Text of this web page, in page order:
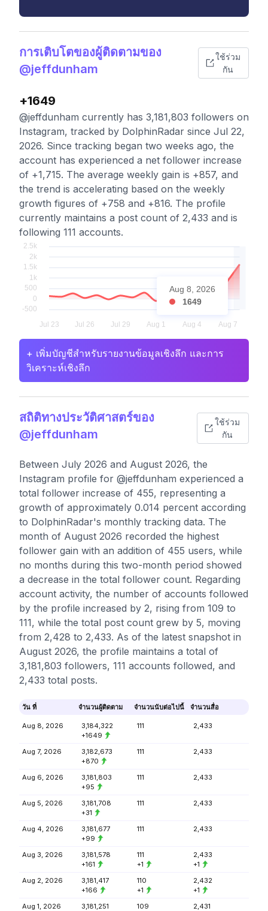
การเติบโตของผู้ติดตามของ
@jeffdunham
ใช้ร่วม
กัน
+1649
@jeffdunham currently has 3,181,803 followers on
Instagram, tracked by DolphinRadar since Jul 22,
2026. Since tracking began two weeks ago, the
account has experienced a net follower increase
of +1,715. The average weekly gain is +857, and
the trend is accelerating based on the weekly
growth figures of +758 and +816. The profile
currently maintains a post count of 2,433 and is
following 111 accounts.
Aug 8, 2026
1649
+ เพิ่มบัญชีสำหรับรายงานข้อมูลเชิงลึก และการ
วิเคราะห์เชิงลึก
สถิติทางประวัติศาสตร์ของ
@jeffdunham
ใช้ร่วม
กัน
Between July 2026 and August 2026, the
Instagram profile for @jeffdunham experienced a
total follower increase of 455, representing a
growth of approximately 0.014 percent according
to DolphinRadar's monthly tracking data. The
month of August 2026 recorded the highest
follower gain with an addition of 455 users, while
no months during this two-month period showed
a decrease in the total follower count. Regarding
account activity, the number of accounts followed
by the profile increased by 2, rising from 109 to
111, while the total post count grew by 5, moving
from 2,428 to 2,433. As of the latest snapshot in
August 2026, the profile maintains a total of
3,181,803 followers, 111 accounts followed, and
2,433 total posts.
วัน ที่ จำนวนผู้ติดตาม จำนวนนับต่อไปนี้ จำนวนสื่อ
Aug 8, 2026
3,184,322
+1649
111 2,433
Aug 7, 2026
3,182,673
+870
111 2,433
Aug 6, 2026
3,181,803
+95
111 2,433
Aug 5, 2026
3,181,708
+31
111 2,433
Aug 4, 2026
3,181,677
+99
111 2,433
Aug 3, 2026
3,181,578
+161
111
+1
2,433
+1
Aug 2, 2026
3,181,417
+166
110
+1
2,432
+1
Aug 1, 2026
3,181,251
109
2,431